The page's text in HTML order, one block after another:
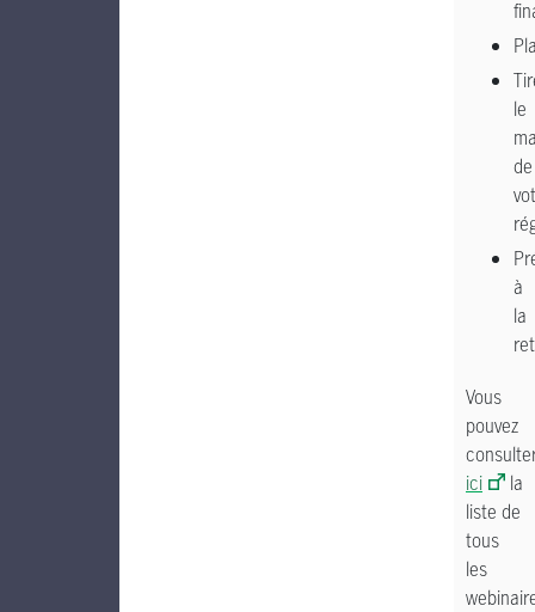
le
de
à
la
Vous
pouvez
ici
la
liste de
tous
les